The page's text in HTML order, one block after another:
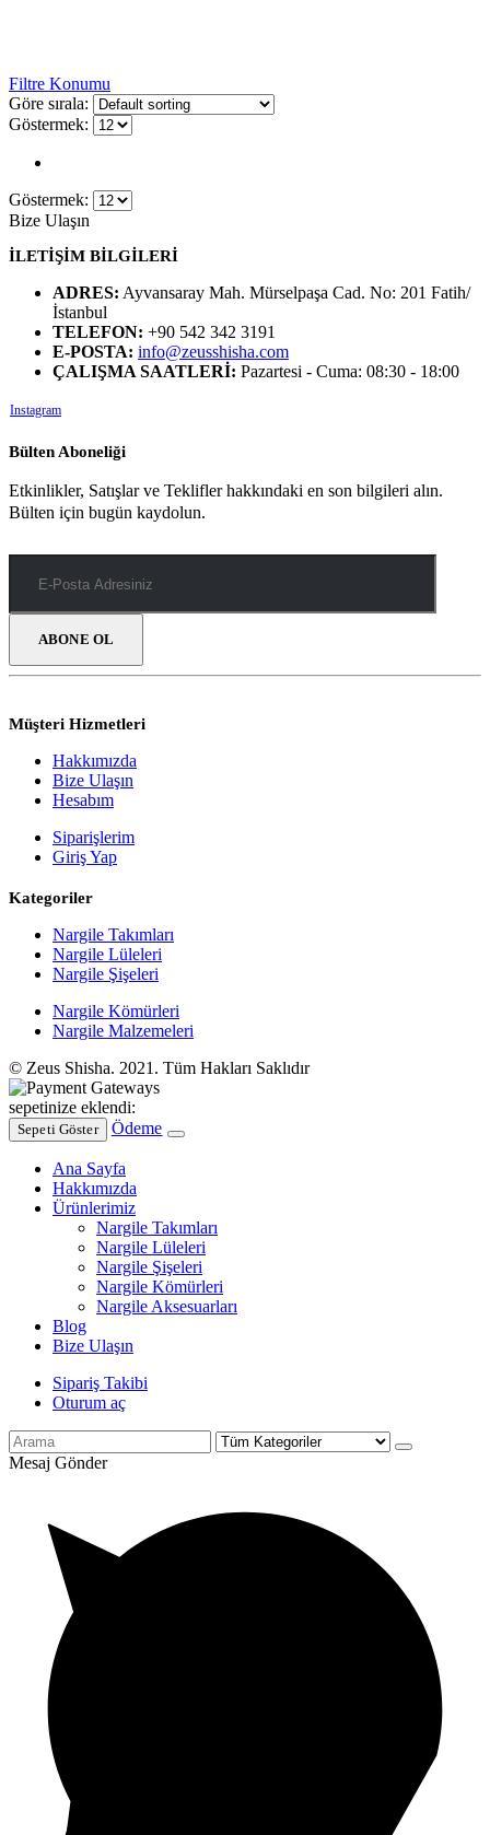
Filtre Konumu
Göre sırala:
Göstermek:
Göstermek:
Bize Ulaşın
İLETİŞİM BİLGİLERİ
ADRES: Ayvansaray Mah. Mürselpaşa Cad. No: 201 Fatih/
İstanbul
TELEFON: +90 542 342 3191
E-POSTA: info@zeusshisha.com
ÇALIŞMA SAATLERİ: Pazartesi - Cuma: 08:30 - 18:00
Instagram
Bülten Aboneliği
Etkinlikler, Satışlar ve Teklifler hakkındaki en son bilgileri alın.
Bülten için bugün kaydolun.
Müşteri Hizmetleri
Hakkımızda
Bize Ulaşın
Hesabım
Siparişlerim
Giriş Yap
Kategoriler
Nargile Takımları
Nargile Lüleleri
Nargile Şişeleri
Nargile Kömürleri
Nargile Malzemeleri
© Zeus Shisha. 2021. Tüm Hakları Saklıdır
sepetinize eklendi:
Sepeti Göster Ödeme
Ana Sayfa
Hakkımızda
Ürünlerimiz
Nargile Takımları
Nargile Lüleleri
Nargile Şişeleri
Nargile Kömürleri
Nargile Aksesuarları
Blog
Bize Ulaşın
Sipariş Takibi
Oturum aç
Mesaj Gönder